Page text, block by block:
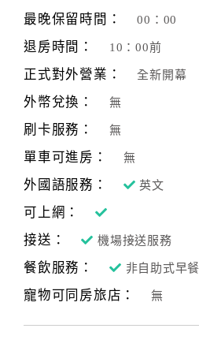
最晚保留時間： 00：00
退房時間： 10：00前
正式對外營業： 全新開幕
外幣兌換： 無
刷卡服務： 無
單車可進房： 無
外國語服務： 英文
可上網：
接送：
機場接送服務
餐飲服務： 非自助式早餐
寵物可同房旅店： 無